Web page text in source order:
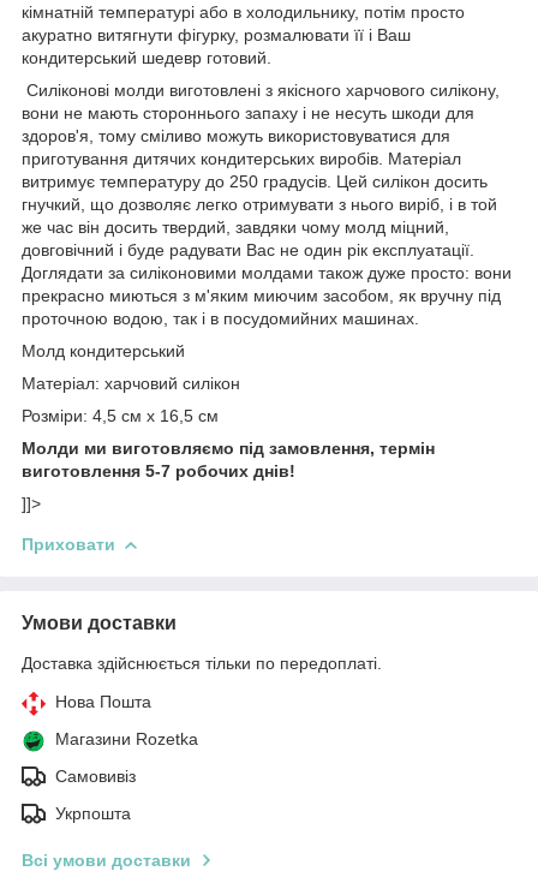
кімнатній температурі або в холодильнику, потім просто
акуратно витягнути фігурку, розмалювати її і Ваш
кондитерський шедевр готовий.
Силіконові молди виготовлені з якісного харчового силікону,
вони не мають стороннього запаху і не несуть шкоди для
здоров'я, тому сміливо можуть використовуватися для
приготування дитячих кондитерських виробів. Матеріал
витримує температуру до 250 градусів. Цей силікон досить
гнучкий, що дозволяє легко отримувати з нього виріб, і в той
же час він досить твердий, завдяки чому молд міцний,
довговічний і буде радувати Вас не один рік експлуатації.
Доглядати за силіконовими молдами також дуже просто: вони
прекрасно миються з м'яким миючим засобом, як вручну під
проточною водою, так і в посудомийних машинах.
Молд кондитерський
Матеріал: харчовий силікон
Розміри: 4,5 см х 16,5 см
Молди ми виготовляємо під замовлення, термін
виготовлення 5-7 робочих днів!
]]>
Приховати
Умови доставки
Доставка здійснюється тільки по передоплаті.
Нова Пошта
Магазини Rozetka
Самовивіз
Укрпошта
Всі умови доставки